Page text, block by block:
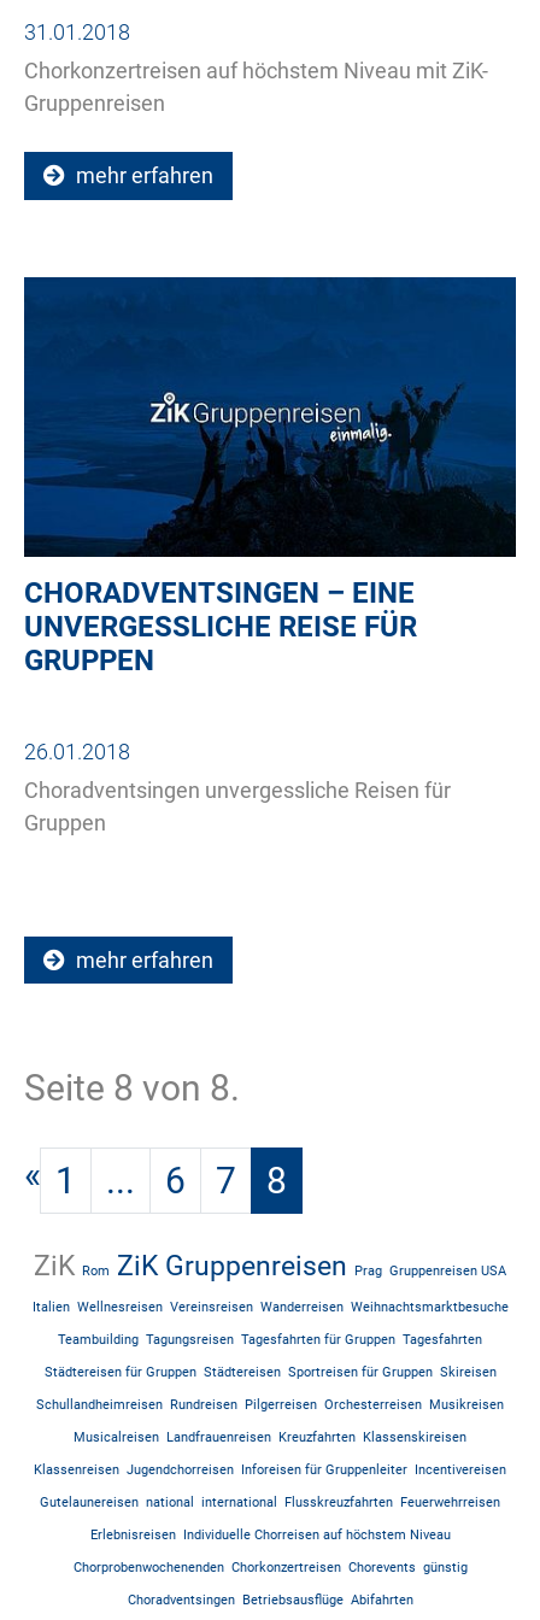
31.01.2018
Chorkonzertreisen auf höchstem Niveau mit ZiK-
Gruppenreisen
mehr erfahren
CHORADVENTSINGEN – EINE
UNVERGESSLICHE REISE FÜR
GRUPPEN
26.01.2018
Choradventsingen unvergessliche Reisen für
Gruppen
mehr erfahren
Seite 8 von 8.
« 1 ... 6 7 8
ZiK Rom ZiK Gruppenreisen Prag Gruppenreisen USA
Italien Wellnesreisen Vereinsreisen Wanderreisen Weihnachtsmarktbesuche
Teambuilding Tagungsreisen Tagesfahrten für Gruppen Tagesfahrten
Städtereisen für Gruppen Städtereisen Sportreisen für Gruppen Skireisen
Schullandheimreisen Rundreisen Pilgerreisen Orchesterreisen Musikreisen
Musicalreisen Landfrauenreisen Kreuzfahrten Klassenskireisen
Klassenreisen Jugendchorreisen Inforeisen für Gruppenleiter Incentivereisen
Gutelaunereisen national international Flusskreuzfahrten Feuerwehrreisen
Erlebnisreisen Individuelle Chorreisen auf höchstem Niveau
Chorprobenwochenenden Chorkonzertreisen Chorevents günstig
Choradventsingen Betriebsausflüge Abifahrten